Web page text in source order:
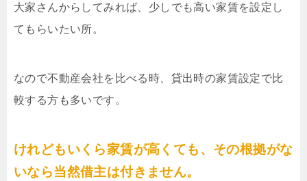
大家さんからしてみれば、少しでも高い家賃を設定し
てもらいたい所。
なので不動産会社を比べる時、貸出時の家賃設定で比
較する方も多いです。
けれどもいくら家賃が高くても、その根拠がな
いなら当然借主は付きません。